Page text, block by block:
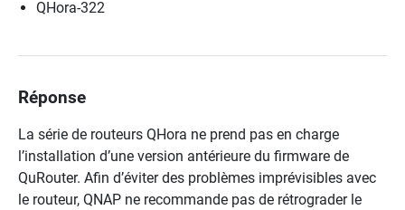
QHora-322
Réponse
La série de routeurs QHora ne prend pas en charge
l’installation d’une version antérieure du firmware de
QuRouter. Afin d’éviter des problèmes imprévisibles avec
le routeur, QNAP ne recommande pas de rétrograder le